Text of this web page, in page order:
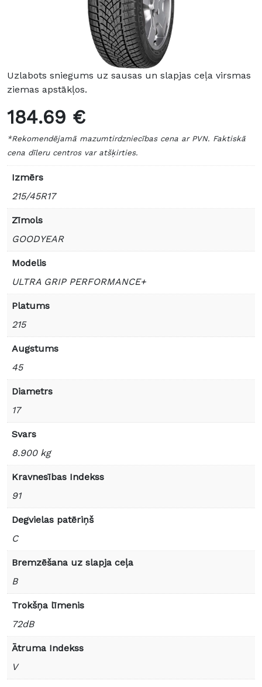
Uzlabots sniegums uz sausas un slapjas ceļa virsmas
ziemas apstākļos.
184.69 €
*Rekomendējamā mazumtirdzniecības cena ar PVN. Faktiskā
cena dīleru centros var atšķirties.
Izmērs
215/45R17
Zīmols
GOODYEAR
Modelis
ULTRA GRIP PERFORMANCE+
Platums
215
Augstums
45
Diametrs
17
Svars
8.900 kg
Kravnesības Indekss
91
Degvielas patēriņš
C
Bremzēšana uz slapja ceļa
B
Trokšņa līmenis
72dB
Ātruma Indekss
V